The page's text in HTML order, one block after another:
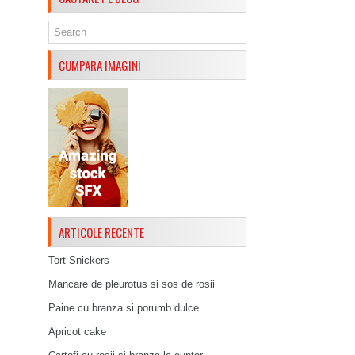
CUMPARA IMAGINI
ARTICOLE RECENTE
Tort Snickers
Mancare de pleurotus si sos de rosii
Paine cu branza si porumb dulce
Apricot cake